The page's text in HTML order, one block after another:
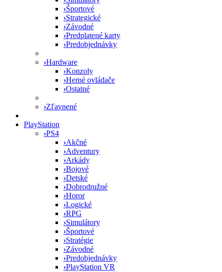
›Športové
›Strategické
›Závodné
›Predplatené karty
›Predobjednávky
›Hardware
›Konzoly
›Herné ovládače
›Ostatné
›Zľavnené
PlayStation
›PS4
›Akčné
›Adventury
›Arkády
›Bojové
›Detské
›Dobrodružné
›Horor
›Logické
›RPG
›Simulátory
›Športové
›Stratégie
›Závodné
›Predobjednávky
›PlayStation VR